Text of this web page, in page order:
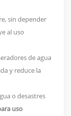
sin depender
al uso
de agua
y reduce la
o desastres
uso